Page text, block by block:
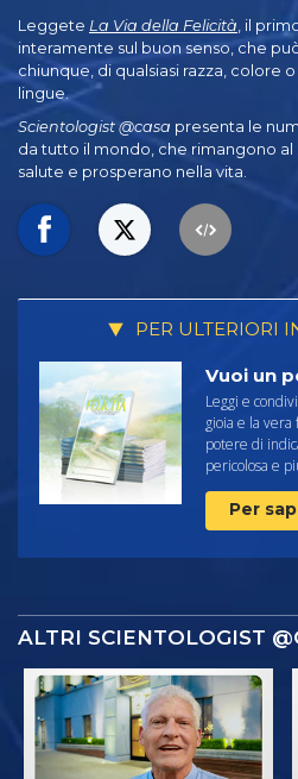
Leggete La Via della Felicità , il
interamente sul buon senso, che
chiunque, di qualsiasi razza, colore
lingue.
Scientologist @casa presenta le
da tutto il mondo, che rimangono al
salute e prosperano nella vita.
PER ULTERIORI
Vuoi un
Leggi e
gioia e la
potere di
pericolosa e
Per
ALTRI SCIENTOLOGIST